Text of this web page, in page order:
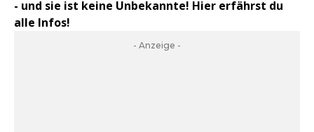
- und sie ist keine Unbekannte! Hier erfährst du
alle Infos!
- Anzeige -